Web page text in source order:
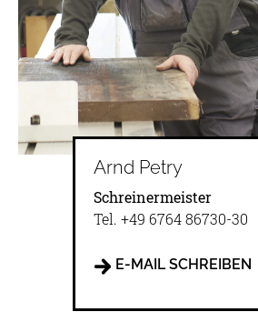
Arnd Petry
Schreinermeister
Tel. +49 6764 86730-30
E-MAIL SCHREIBEN